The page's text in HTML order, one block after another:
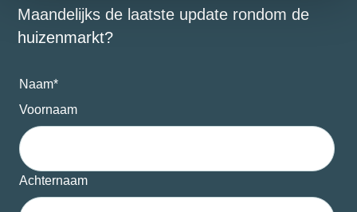
Maandelijks de laatste update rondom de
huizenmarkt?
Naam*
Voornaam
Achternaam